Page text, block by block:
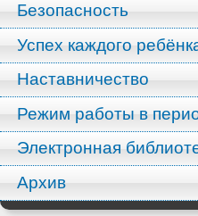
Безопасность
Успех каждого
Наставничество
Режим работы в
Электронная
Архив